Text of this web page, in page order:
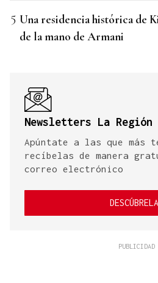
Una residencia histórica de
de la mano de Armani
Newsletters La Región
Apúntate a las que más
recíbelas de manera
correo electrónico